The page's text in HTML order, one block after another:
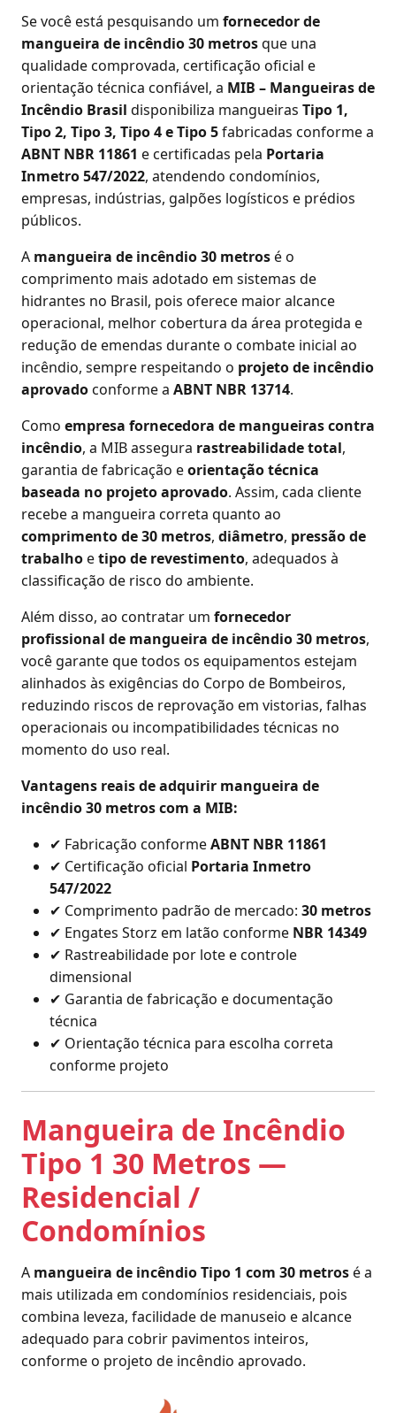
Se você está pesquisando um fornecedor de
mangueira de incêndio 30 metrosque una
qualidade comprovada, certificação oficial e
orientação técnica confiável, a MIB – Mangueiras de
Incêndio Brasil disponibiliza mangueiras Tipo 1,
Tipo 2, Tipo 3, Tipo 4 e Tipo 5fabricadas conforme a
ABNT NBR 11861 e certificadas pela Portaria
Inmetro 547/2022, atendendo condomínios,
empresas, indústrias, galpões logísticos e prédios
públicos.
A mangueira de incêndio 30 metrosé o
comprimento mais adotado em sistemas de
hidrantes no Brasil, pois oferece maior alcance
operacional, melhor cobertura da área protegida e
redução de emendas durante o combate inicial ao
incêndio, sempre respeitando o projeto de incêndio
aprovadoconforme a ABNT NBR 13714.
Como empresa fornecedora de mangueiras contra
incêndio, a MIB assegura rastreabilidade total,
garantia de fabricação eorientação técnica
baseada no projeto aprovado. Assim, cada cliente
recebe a mangueira correta quanto ao
comprimento de 30 metros, diâmetro, pressão de
trabalhoetipo de revestimento, adequados à
classificação de risco do ambiente.
Além disso, ao contratar um fornecedor
profissional de mangueira de incêndio 30 metros,
você garante que todos os equipamentos estejam
alinhados às exigências do Corpo de Bombeiros,
reduzindo riscos de reprovação em vistorias, falhas
operacionais ou incompatibilidades técnicas no
momento do uso real.
Vantagens reais de adquirir mangueira de
incêndio 30 metros com a MIB:
✔ Fabricação conformeABNT NBR 11861
✔ Certificação oficial Portaria Inmetro
547/2022
✔ Comprimento padrão de mercado: 30 metros
✔ Engates Storz em latão conforme NBR 14349
✔ Rastreabilidade por lote e controle
dimensional
✔ Garantia de fabricação e documentação
técnica
✔ Orientação técnica para escolha correta
conforme projeto
Mangueira de Incêndio
Tipo 1 30 Metros —
Residencial /
Condomínios
A mangueira de incêndio Tipo 1 com 30 metrosé a
mais utilizada em condomínios residenciais, pois
combina leveza, facilidade de manuseio e alcance
adequado para cobrir pavimentos inteiros,
conforme o projeto de incêndio aprovado.